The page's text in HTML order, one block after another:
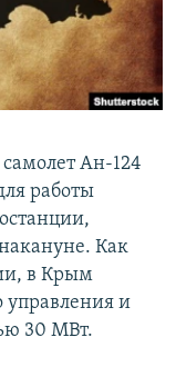
Ан-124
работы
Как
в Крым
управления и
30 МВт.